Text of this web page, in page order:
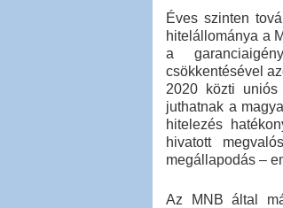
Éves szinten
hitelállománya a
a
csökkentésével
2020 közti uniós
juthatnak a
hitelezés
hivatott
megállapodás –
Az MNB által